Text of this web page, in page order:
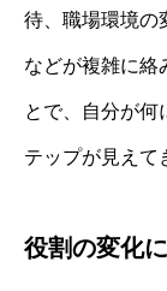
待、職場環境の
などが複雑に絡
とで、自分が何
テップが見えて
役割の変化